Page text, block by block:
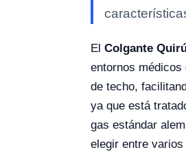
El Colgante
entornos
de techo,
ya que está
gas estándar
elegir entre